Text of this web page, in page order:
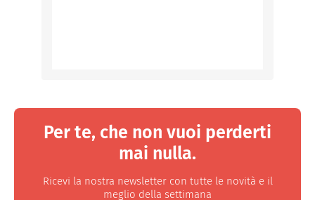
Per te, che non vuoi perderti
mai nulla.
Ricevi la nostra newsletter con tutte le novità e il
meglio della settimana